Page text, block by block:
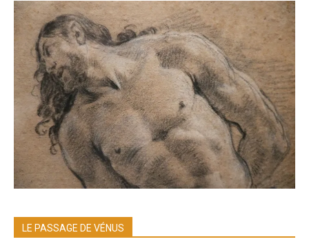
LE PASSAGE DE VÉNUS